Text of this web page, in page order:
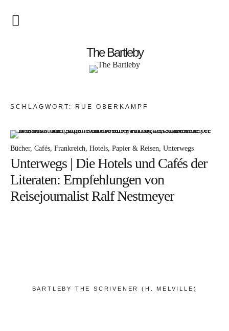
The Bartleby
Startseite
About
Menschen
Kunst
Atelierbesuch
Literatur
Papier & Stift
Schreiben & Reisen
SCHLAGWORT: RUE OBERKAMPF
Bücher Cafés Frankreich Hotels Papier & Reisen Unterwegs
Unterwegs | Die Hotels und Cafés der
Literaten: Empfehlungen von
Reisejournalist Ralf Nestmeyer
BARTLEBY THE SCRIVENER (H. MELVILLE)